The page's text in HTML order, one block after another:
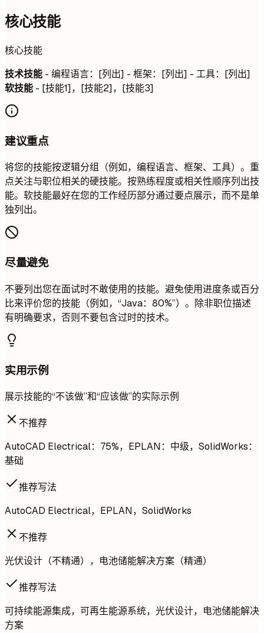
核心技能
核心技能
技术技能 - 编程语言：[列出] - 框架：[列出] - 工具：[列出]
软技能 - [技能1]，[技能2]，[技能3]
建议重点
将您的技能按逻辑分组（例如，编程语言、框架、工具）。重
点关注与职位相关的硬技能。按熟练程度或相关性顺序列出技
能。软技能最好在您的工作经历部分通过要点展示，而不是单
独列出。
尽量避免
不要列出您在面试时不敢使用的技能。避免使用进度条或百分
比来评价您的技能（例如，“Java：80%”）。除非职位描述
有明确要求，否则不要包含过时的技术。
实用示例
展示技能的“不该做”和“应该做”的实际示例
不推荐
AutoCAD Electrical：75%，EPLAN：中级，SolidWorks：
基础
推荐写法
AutoCAD Electrical，EPLAN，SolidWorks
不推荐
光伏设计（不精通），电池储能解决方案（精通）
推荐写法
可持续能源集成，可再生能源系统，光伏设计，电池储能解决
方案